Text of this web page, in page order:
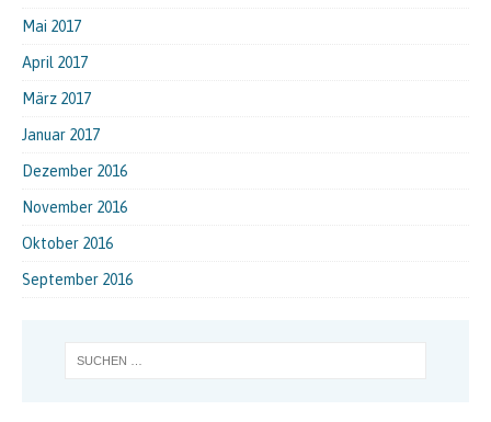
Mai 2017
April 2017
März 2017
Januar 2017
Dezember 2016
November 2016
Oktober 2016
September 2016